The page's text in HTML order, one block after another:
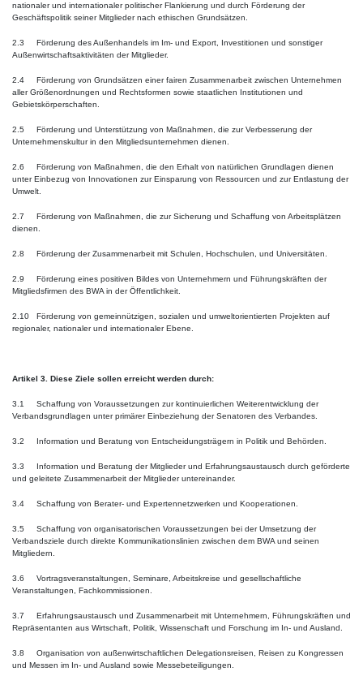
nationaler und internationaler politischer Flankierung und durch Förderung der
Geschäftspolitik seiner Mitglieder nach ethischen Grundsätzen.
2.3 Förderung des Außenhandels im Im- und Export, Investitionen und sonstiger
Außenwirtschaftsaktivitäten der Mitglieder.
2.4 Förderung von Grundsätzen einer fairen Zusammenarbeit zwischen Unternehmen
aller Größenordnungen und Rechtsformen sowie staatlichen Institutionen und
Gebietskörperschaften.
2.5 Förderung und Unterstützung von Maßnahmen, die zur Verbesserung der
Unternehmenskultur in den Mitgliedsunternehmen dienen.
2.6 Förderung von Maßnahmen, die den Erhalt von natürlichen Grundlagen dienen
unter Einbezug von Innovationen zur Einsparung von Ressourcen und zur Entlastung der
Umwelt.
2.7 Förderung von Maßnahmen, die zur Sicherung und Schaffung von Arbeitsplätzen
dienen.
2.8 Förderung der Zusammenarbeit mit Schulen, Hochschulen, und Universitäten.
2.9 Förderung eines positiven Bildes von Unternehmern und Führungskräften der
Mitgliedsfirmen des BWA in der Öffentlichkeit.
2.10 Förderung von gemeinnützigen, sozialen und umweltorientierten Projekten auf
regionaler, nationaler und internationaler Ebene.
Artikel 3. Diese Ziele sollen erreicht werden durch:
3.1 Schaffung von Voraussetzungen zur kontinuierlichen Weiterentwicklung der
Verbandsgrundlagen unter primärer Einbeziehung der Senatoren des Verbandes.
3.2 Information und Beratung von Entscheidungsträgern in Politik und Behörden.
3.3 Information und Beratung der Mitglieder und Erfahrungsaustausch durch geförderte
und geleitete Zusammenarbeit der Mitglieder untereinander.
3.4 Schaffung von Berater- und Expertennetzwerken und Kooperationen.
3.5 Schaffung von organisatorischen Voraussetzungen bei der Umsetzung der
Verbandsziele durch direkte Kommunikationslinien zwischen dem BWA und seinen
Mitgliedern.
3.6 Vortragsveranstaltungen, Seminare, Arbeitskreise und gesellschaftliche
Veranstaltungen, Fachkommissionen.
3.7 Erfahrungsaustausch und Zusammenarbeit mit Unternehmern, Führungskräften und
Repräsentanten aus Wirtschaft, Politik, Wissenschaft und Forschung im In- und Ausland.
3.8 Organisation von außenwirtschaftlichen Delegationsreisen, Reisen zu Kongressen
und Messen im In- und Ausland sowie Messebeteiligungen.